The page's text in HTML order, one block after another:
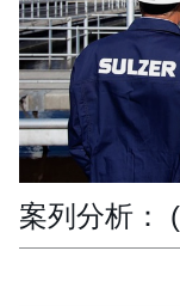
案列分析：